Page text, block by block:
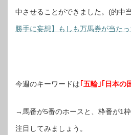
中させることができました。(的中
勝手に妄想】もしも万馬券が当たっ
今週のキーワードは｢五輪｣｢日本の
→馬番が5番のホースと、枠番が1
注目してみましょう。